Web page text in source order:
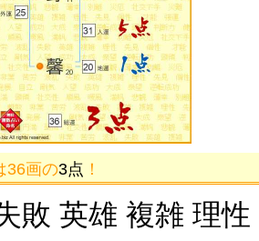
36画の3点 ！
敗 英雄 複雑 理性